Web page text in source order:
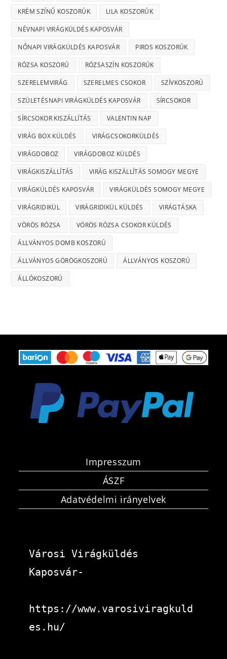
KRÉM SZÍNŰ KOSZORÚK LILA KOSZORÚK
NÉVNAPI VIRÁGKÜLDÉS KAPOSVÁR
NŐNAPI VIRÁGKÜLDÉS KAPOSVÁR PIROS KOSZORÚK
RÓZSA KOSZORÚ RÓZSASZÍN KOSZORÚK
SZERELEMVIRÁG SZERELMES CSOKOR SZÍVKOSZORÚ
SZÜLETÉSNAPI VIRÁGKÜLDÉS KAPOSVÁR SÍRCSOKOR
SÍRCSOKOR KISZÁLLÍTÁS VALENTIN NAP
VIRÁG BOX KÜLDÉS VIRÁGCSOKORKÜLDÉS
VIRÁGDOBOZ VIRÁGDOBOZ KÜLDÉS
VIRÁGKISZÁLLÍTÁS VIRÁG KISZÁLLÍTÁS SOMOGY MEGYE
VIRÁGKÜLDÉS KAPOSVÁR VIRÁGKÜLDÉS SOMOGY MEGYE
VIRÁGRIDIKÜL VIRÁGRIDIKÜL KÜLDÉS VIRÁGTÁSKA
VÖRÖS RÓZSA VÖRÖS RÓZSA CSOKOR KÜLDÉS
ÁLLVÁNYOS DOMB KOSZORÚ
ÁLLVÁNYOS GÖRÖGKOSZORÚ ÁLLVÁNYOS KOSZORÚ
ÁLLÓKOSZORÚ
Impresszum
ÁSZF
Adatvédelmi irányelvek
Városi Virágküldés
Kaposvár-
https://www.varosiviragkuld
es.hu/